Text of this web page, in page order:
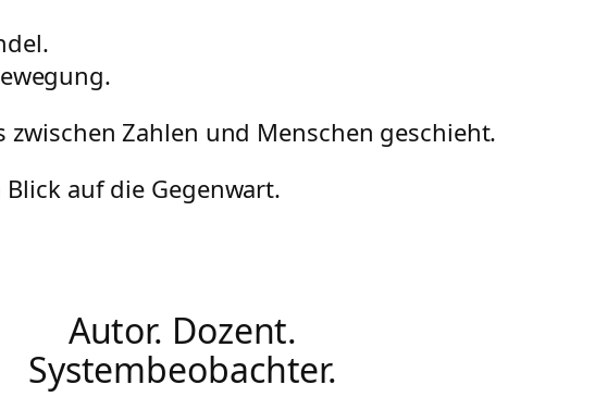
Zahlen und Menschen geschieht.
auf die Gegenwart.
Autor. Dozent.
Systembeobachter.